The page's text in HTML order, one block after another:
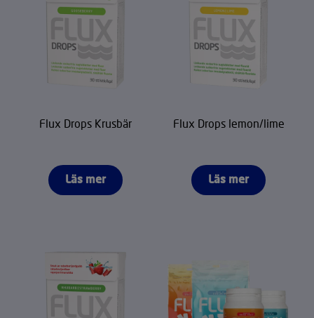
Flux Drops Krusbär
Läs mer
Flux Drops lemon/lime
Läs mer